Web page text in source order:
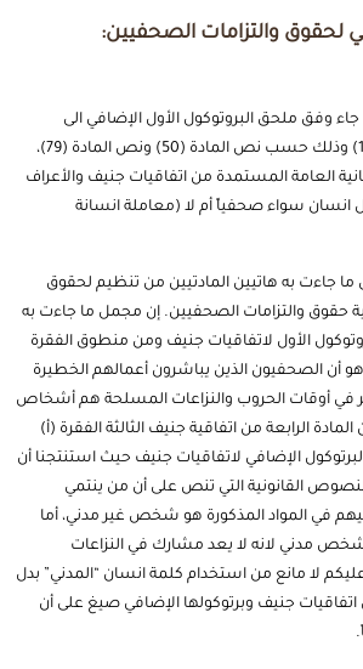
لحقوق والتزامات الصحفيين:
وفق ملحق البروتوكول الأول الإضافي الى
اتفاقيات جنيف سنة (1977) وذلك حسب نص المادة (50) ونص المادة (79)،
العامة المستمدة من اتفاقيات جنيف والأعراف
كل انسان سواء صحفياً أم لا (معاملة انسانة
به هاتيين المادتيين من تنظيم لحقوق
حقوق والتزامات الصحفيين. إن مجمل ما جاءت به
البروتوكول الأول لاتفاقيات جنيف ومن منطوق الفقرة
وهو أن الصحفيون الذين يباشرون أعمالهم الخطيرة
في أوقات الحروب والنزاعات المسلحة هم أشخاص
الرابعة من اتفاقية جنيف الثالثة الفقرة (أ)
البرتوكول الإضافي لاتفاقيات جنيف حيث استنتجنا أن
القانونية التي تنص على أن من ينتمي
في المواد المذكورة هو شخص غير مدني، أما
مدني لانه لا يعد مشارك في النزاعات
لا مانع من استخدام كلمة انسان “المدني” بدل
جنيف وبرتوكولها الإضافي صيغ على أن